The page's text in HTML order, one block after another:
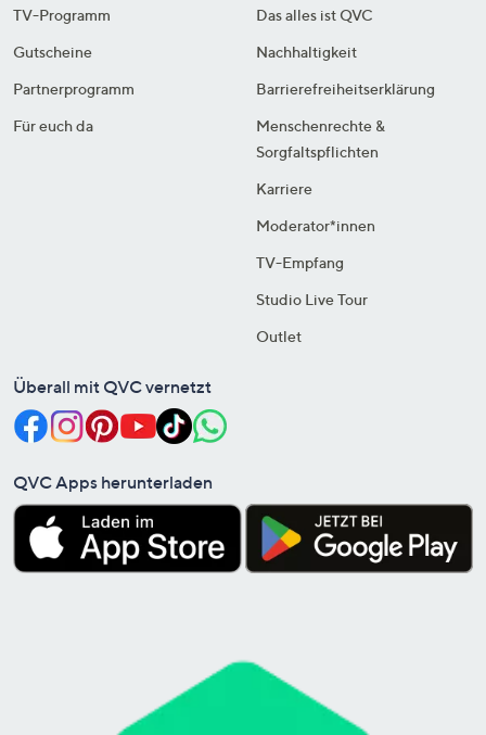
TV-Programm
Gutscheine
Partnerprogramm
Für euch da
Das alles ist QVC
Nachhaltigkeit
Barrierefreiheitserklärung
Menschenrechte &
Sorgfaltspflichten
Karriere
Moderator*innen
TV-Empfang
Studio Live Tour
Outlet
Überall mit QVC vernetzt
QVC Apps herunterladen